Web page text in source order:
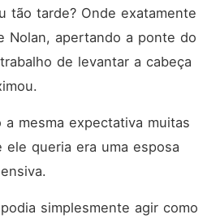
tão tarde? Onde exatamente
Nolan, apertando a ponte do
de levantar a cabeça
a mesma expectativa muitas
queria era uma esposa
simplesmente agir como